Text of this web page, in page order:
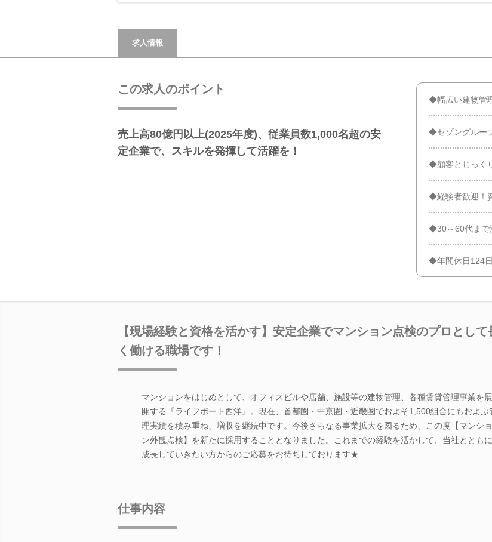
求人情報
この求人のポイント
売上高80億円以上(2025年度)、従業員数1,000名超の安
定企業で、スキルを発揮して活躍を！
◆幅広い建物管
◆セゾングルー
◆顧客とじっく
◆経験者歓迎！
◆30～60代まで
◆年間休日124
【現場経験と資格を活かす】安定企業でマンション点検のプロとして
く働ける職場です！
マンションをはじめとして、オフィスビルや店舗、施設等の建物管理、各種賃貸管理事業を展
開する『ライフポート西洋』。現在、首都圏・中京圏・近畿圏でおよそ1,500組合にもおよぶ
理実績を積み重ね、増収を継続中です。今後さらなる事業拡大を図るため、この度【マンショ
ン外観点検】を新たに採用することとなりました。これまでの経験を活かして、当社とともに
成長していきたい方からのご応募をお待ちしております★
仕事内容